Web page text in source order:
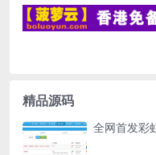
精品源码
全网首发彩